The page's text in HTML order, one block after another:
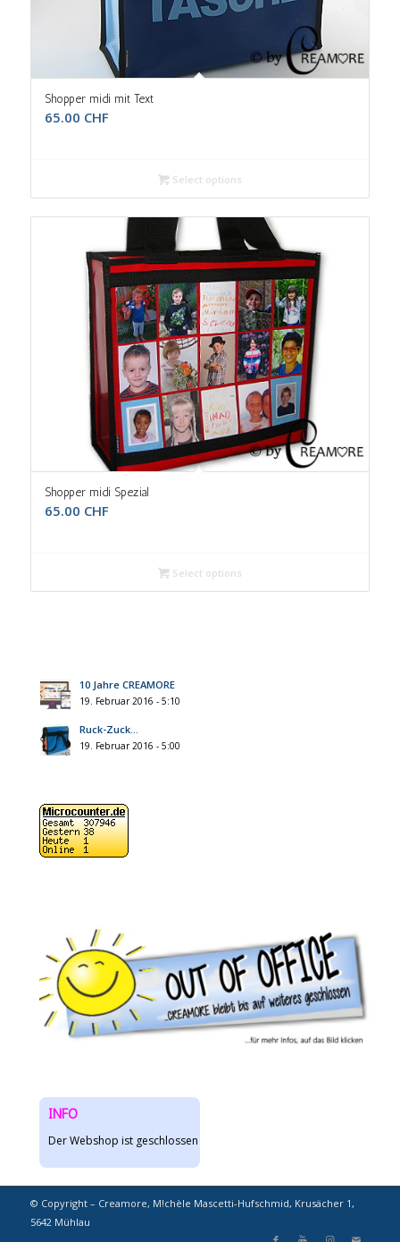
Shopper midi mit Text
65.00 CHF
Select options
5.00
Shopper midi Spezial
65.00 CHF
Select options
10 Jahre CREAMORE
19. Februar 2016 - 5:10
Ruck-Zuck…
19. Februar 2016 - 5:00
INFO
Der Webshop ist geschlossen
© Copyright – Creamore, M!chèle Mascetti-Hufschmid, Krusächer 1,
5642 Mühlau